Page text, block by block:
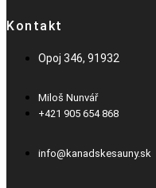
Kontakt
Opoj 346, 91932
Miloš Nunvář
+421 905 654 868​
info@kanadskesauny.sk